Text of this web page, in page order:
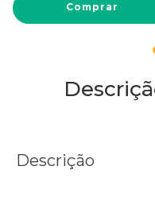
Comprar
Descrição